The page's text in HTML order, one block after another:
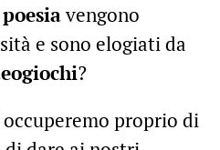
poesiavengono
e sono elogiati da
?
proprio di